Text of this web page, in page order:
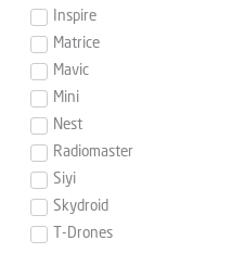
Inspire
Matrice
Mavic
Mini
Nest
Radiomaster
Siyi
Skydroid
T-Drones